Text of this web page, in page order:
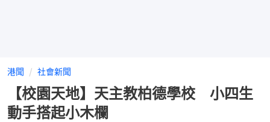
港聞 社會新聞
【校園天地】天主教柏德學校 小四生
動手搭起小木欄